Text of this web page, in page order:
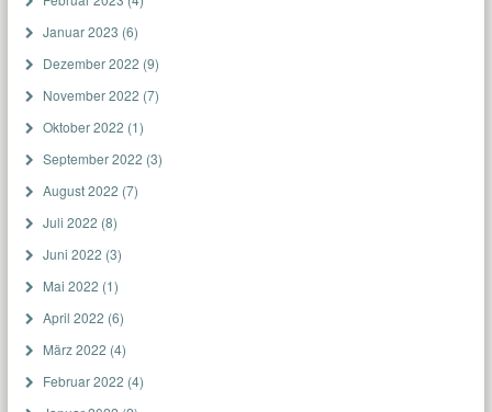
Januar 2023 (6)
Dezember 2022 (9)
November 2022 (7)
Oktober 2022 (1)
September 2022 (3)
August 2022 (7)
Juli 2022 (8)
Juni 2022 (3)
Mai 2022 (1)
April 2022 (6)
März 2022 (4)
Februar 2022 (4)